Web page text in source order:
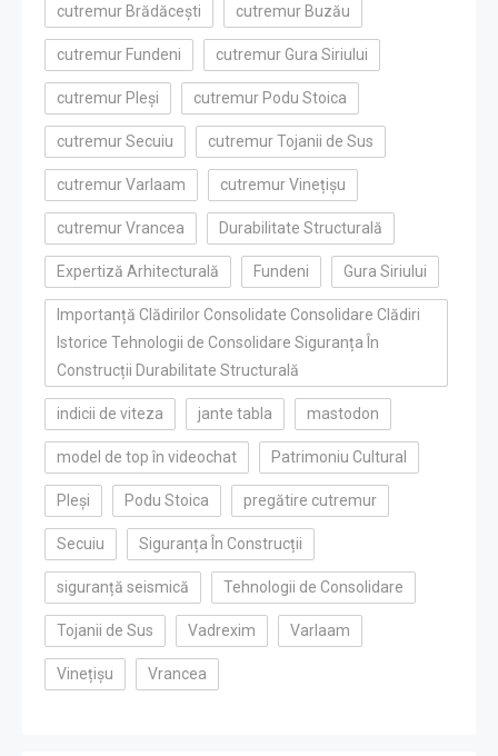
cutremur Brădăcești cutremur Buzău
cutremur Fundeni cutremur Gura Siriului
cutremur Pleși cutremur Podu Stoica
cutremur Secuiu cutremur Tojanii de Sus
cutremur Varlaam cutremur Vinețișu
cutremur Vrancea Durabilitate Structurală
Expertiză Arhitecturală Fundeni Gura Siriului
Importanță Clădirilor Consolidate Consolidare Clădiri
Istorice Tehnologii de Consolidare Siguranța În
Construcții Durabilitate Structurală
indicii de viteza jante tabla mastodon
model de top în videochat Patrimoniu Cultural
Pleși Podu Stoica pregătire cutremur
Secuiu Siguranța În Construcții
siguranță seismică Tehnologii de Consolidare
Tojanii de Sus Vadrexim Varlaam
Vinețișu Vrancea